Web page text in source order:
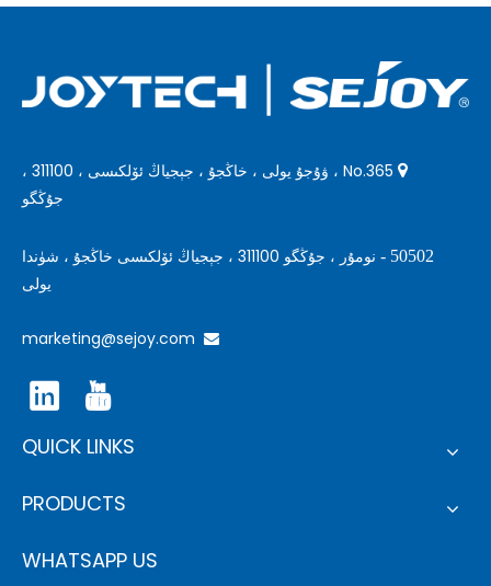

No.365 ، ۋۇجۇ يولى ، خاڭجۇ ، جېجياڭ ئۆلكىسى ، 311100 ،
جۇڭگو
50502 -
نومۇر ، جۇڭگو 311100 ، جېجياڭ ئۆلكىسى خاڭجۇ ، شۈندا
يولى

marketing@sejoy.com
QUICK LINKS
PRODUCTS
WHATSAPP US